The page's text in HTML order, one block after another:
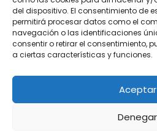
del dispositivo. El consentimiento de
permitirá procesar datos como el
navegación o las identificaciones
consentir o retirar el consentimiento,
a ciertas características y funciones.
Aceptar
Denegar
© Newspaper WordPress Theme by
Uruguay Chile